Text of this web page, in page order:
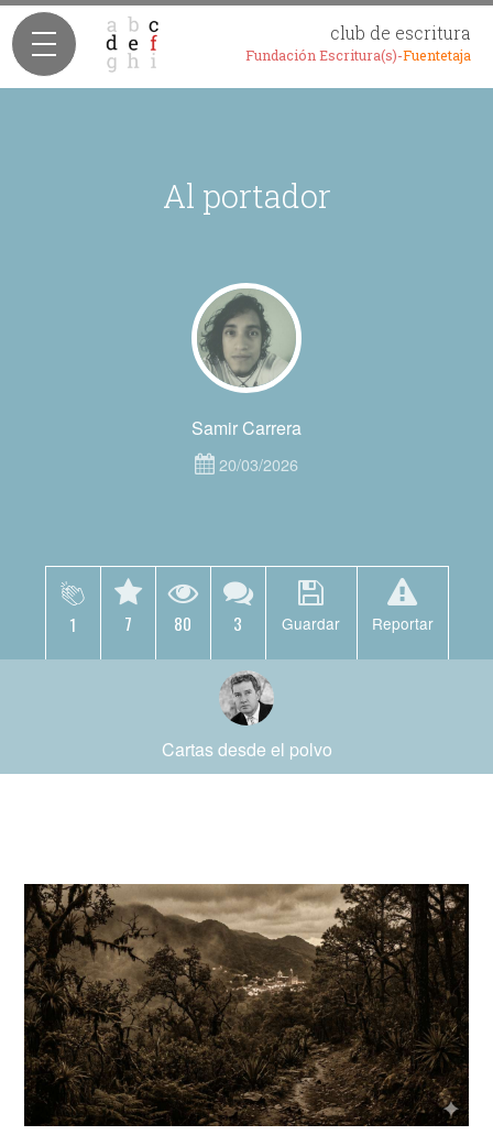
club de escritura
Fundación Escritura(s)-Fuentetaja
Al portador
Samir Carrera
20/03/2026
1 7 80 3 Guardar Reportar
Cartas desde el polvo